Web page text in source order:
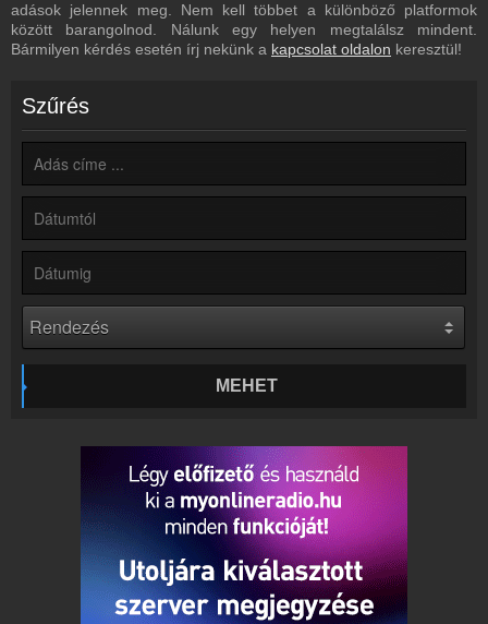
Hírek
Spirit FM kapcsolatos hírek
Írj nekünk!
Partnerek
Rádiós partnerek
Rádió beágyazás
Ágyazd be weboldaladba
Online rádió készítés
Készítés lépésről lépésre
adások jelennek meg. Nem kell többet a különböző platformok
között barangolnod. Nálunk egy helyen megtalálsz mindent.
Bármilyen kérdés esetén írj nekünk a kapcsolat oldalon keresztül!
Szűrés
MEHET